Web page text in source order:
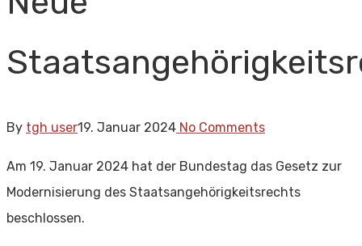
By tgh user19. Januar 2024 No Comments
Am 19. Januar 2024 hat der Bundestag das Gesetz zur
Modernisierung des Staatsangehörigkeitsrechts
beschlossen.